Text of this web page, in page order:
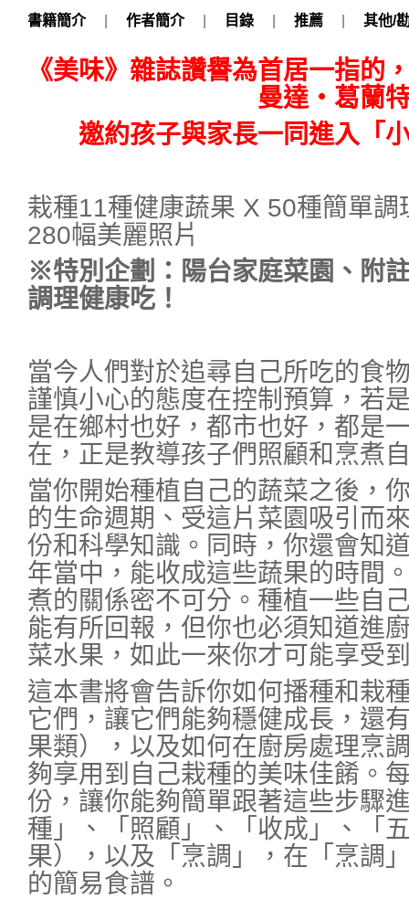
書籍簡介 作者簡介 目錄 推薦 其他/
《美味》雜誌讚譽為首居一指的
曼達‧葛蘭
邀約孩子與家長一同進入「
栽種11種健康蔬果 X 50種簡單
280幅美麗照片
※特別企劃：陽台家庭菜園、附
調理健康吃！
當今人們對於追尋自己所吃的食
謹慎小心的態度在控制預算，若
是在鄉村也好，都市也好，都是
在，正是教導孩子們照顧和烹煮
當你開始種植自己的蔬菜之後，
的生命週期、受這片菜園吸引而
份和科學知識。同時，你還會知
年當中，能收成這些蔬果的時間
煮的關係密不可分。種植一些自
能有所回報，但你也必須知道進
菜水果，如此一來你才可能享受
這本書將會告訴你如何播種和栽
它們，讓它們能夠穩健成長，還
果類），以及如何在廚房處理烹
夠享用到自己栽種的美味佳餚。
份，讓你能夠簡單跟著這些步驟
種」、「照顧」、「收成」、「
果），以及「烹調」，在「烹調
的簡易食譜。